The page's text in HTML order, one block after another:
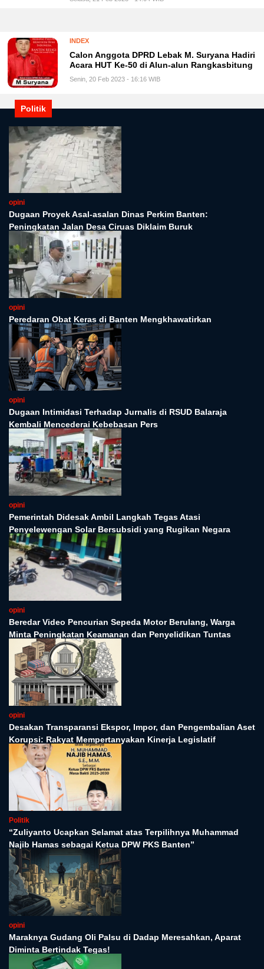
INDEX
Calon Anggota DPRD Lebak M. Suryana Hadiri
Acara HUT Ke-50 di Alun-alun Rangkasbitung
Senin, 20 Feb 2023 - 16:16 WIB
Politik
opini
Dugaan Proyek Asal-asalan Dinas Perkim Banten:
Peningkatan Jalan Desa Ciruas Diklaim Buruk
opini
Peredaran Obat Keras di Banten Mengkhawatirkan
opini
Dugaan Intimidasi Terhadap Jurnalis di RSUD Balaraja
Kembali Mencederai Kebebasan Pers
opini
Pemerintah Didesak Ambil Langkah Tegas Atasi
Penyelewengan Solar Bersubsidi yang Rugikan Negara
opini
Beredar Video Pencurian Sepeda Motor Berulang, Warga
Minta Peningkatan Keamanan dan Penyelidikan Tuntas
opini
Desakan Transparansi Ekspor, Impor, dan Pengembalian Aset
Korupsi: Rakyat Mempertanyakan Kinerja Legislatif
Politik
“Zuliyanto Ucapkan Selamat atas Terpilihnya Muhammad
Najib Hamas sebagai Ketua DPW PKS Banten”
opini
Maraknya Gudang Oli Palsu di Dadap Meresahkan, Aparat
Diminta Bertindak Tegas!